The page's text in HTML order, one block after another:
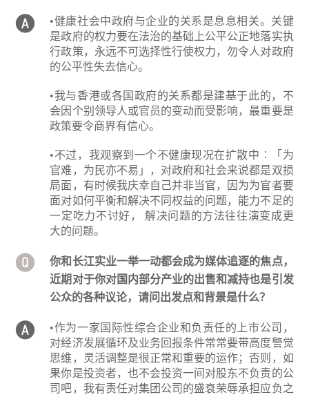
•健康社会中政府与企业的关系是息息相关。关键
是政府的权力要在法治的基础上公平公正地落实执
行政策，永远不可选择性行使权力，勿令人对政府
的公平性失去信心。
•我与香港或各国政府的关系都是建基于此的，不
会因个别领导人或官员的变动而受影响，最重要是
政策要令商界有信心。
•不过，我观察到一个不健康现况在扩散中︰「为
官难，为民亦不易」，对政府和社会来说都是双损
局面，有时候我庆幸自己并非当官，因为为官者要
面对如何平衡和解决不同权益的问题，能力不足的
一定吃力不讨好， 解决问题的方法往往演变成更
大的问题。
你和长江实业一举一动都会成为媒体追逐的焦点，
近期对于你对国内部分产业的出售和减持也是引发
公众的各种议论，请问出发点和背景是什么？
•作为一家国际性综合企业和负责任的上市公司，
对经济发展循环及业务回报条件常常要带高度警觉
思维，灵活调整是很正常和重要的运作；否则，如
果你是投资者，也不会投资一间对股东不负责的公
司吧，我有责任对集团公司的盛衰荣辱承担应负之